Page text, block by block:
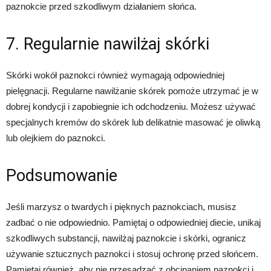
paznokcie przed szkodliwym działaniem słońca.
7. Regularnie nawilżaj skórki
Skórki wokół paznokci również wymagają odpowiedniej
pielęgnacji. Regularne nawilżanie skórek pomoże utrzymać je w
dobrej kondycji i zapobiegnie ich odchodzeniu. Możesz używać
specjalnych kremów do skórek lub delikatnie masować je oliwką
lub olejkiem do paznokci.
Podsumowanie
Jeśli marzysz o twardych i pięknych paznokciach, musisz
zadbać o nie odpowiednio. Pamiętaj o odpowiedniej diecie, unikaj
szkodliwych substancji, nawilżaj paznokcie i skórki, ogranicz
używanie sztucznych paznokci i stosuj ochronę przed słońcem.